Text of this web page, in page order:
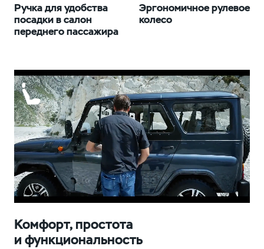
Ручка для удобства
посадки в салон
переднего пассажира
Эргономичное рулевое
колесо
Комфорт, простота
и функциональность